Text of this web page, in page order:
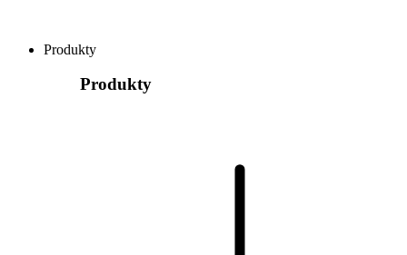
Produkty
Produkty